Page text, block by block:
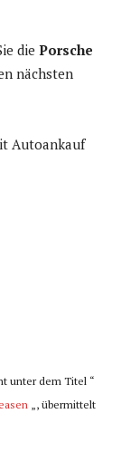
die Porsche
nächsten
Autoankauf
unter dem Titel “
„, übermittelt